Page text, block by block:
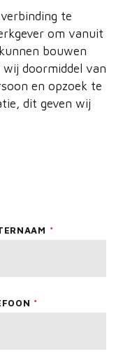
te
om vanuit
bouwen
doormiddel van
en opzoek te
dit geven wij